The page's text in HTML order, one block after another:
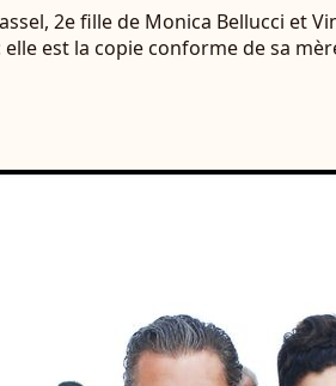
2e fille de Monica Bellucci et
elle est la copie conforme de sa